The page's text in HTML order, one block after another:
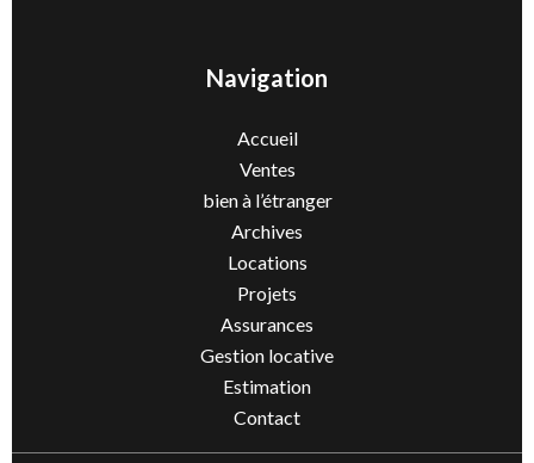
Navigation
Accueil
Ventes
bien à l’étranger
Archives
Locations
Projets
Assurances
Gestion locative
Estimation
Contact